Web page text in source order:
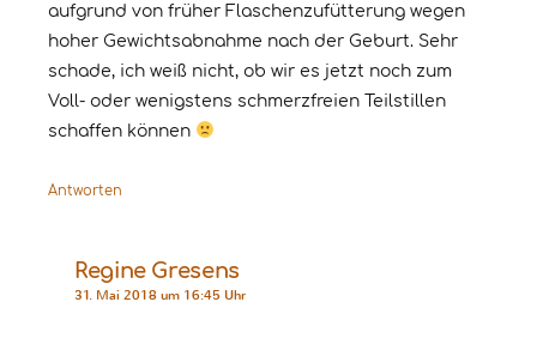
aufgrund von früher Flaschenzufütterung wegen
hoher Gewichtsabnahme nach der Geburt. Sehr
schade, ich weiß nicht, ob wir es jetzt noch zum
Voll- oder wenigstens schmerzfreien Teilstillen
schaffen können
Antworten
Regine Gresens
31. Mai 2018 um 16:45 Uhr